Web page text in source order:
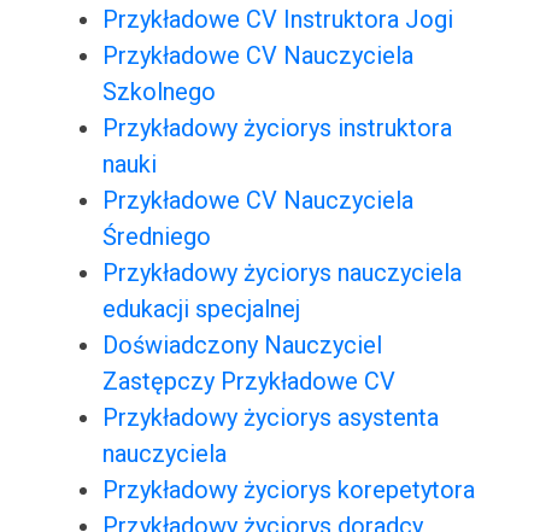
Przykładowe CV Instruktora Jogi
Przykładowe CV Nauczyciela
Szkolnego
Przykładowy życiorys instruktora
nauki
Przykładowe CV Nauczyciela
Średniego
Przykładowy życiorys nauczyciela
edukacji specjalnej
Doświadczony Nauczyciel
Zastępczy Przykładowe CV
Przykładowy życiorys asystenta
nauczyciela
Przykładowy życiorys korepetytora
Przykładowy życiorys doradcy